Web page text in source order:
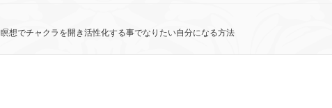
瞑想でチャクラを開き活性化する事でなりたい自分になる方法